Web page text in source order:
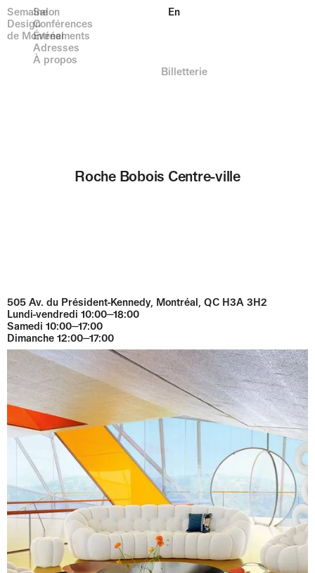
Semaine
Design
de Montréal
Salon
Conférences
Événements
Adresses
À propos
Billetterie
En
Roche Bobois Centre-ville
505 Av. du Président-Kennedy, Montréal, QC H3A 3H2
Lundi-vendredi 10:00⏤18:00
Samedi 10:00⏤17:00
Dimanche 12:00⏤17:00